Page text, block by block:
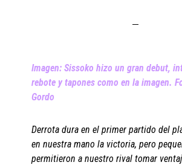
Imagen: Sissoko hizo un gran debut,
rebote y tapones como en la imagen.
Gordo
Derrota dura en el primer partido del
en nuestra mano la victoria, pero
permitieron a nuestro rival tomar